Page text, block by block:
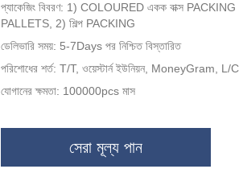
প্যাকেজিং বিবরণ: 1) COLOURED একক বাক্স
PALLETS, 2) শিল্প PACKING
ডেলিভারি সময়: 5-7Days পর নিশ্চিত বিস্তারিত
পরিশোধের শর্ত: T/T, ওয়েস্টার্ন ইউনিয়ন, MoneyGram, L/C
যোগানের ক্ষমতা: 100000pcs মাস
সেরা মূল্য পান